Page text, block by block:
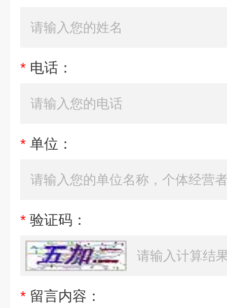
* 电话：
* 单位：
* 验证码：
* 留言内容：